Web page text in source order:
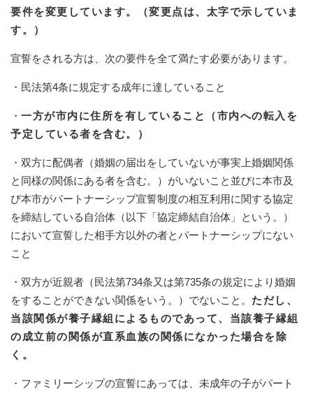
要件を変更しています。（変更点は、太字で示していま
す。）
宣誓をされる方は、次の要件を全て満たす必要があります。
・民法第4条に規定する成年に達していること
・ 一方が市内に住所を有していること（市内への転入を
予定している者を含む。）
・双方に配偶者（婚姻の届出をしていないが事実上婚姻関係
と同様の関係にある者を含む。）がいないこと並びに本市及
び本市がパートナーシップ宣誓制度の相互利用に関する協定
を締結している自治体（以下「協定締結自治体」という。）
において宣誓した相手方以外の者とパートナーシップにない
こと
・双方が近親者（民法第734条又は第735条の規定により婚姻
をすることができない関係をいう。）でないこと。 ただし、
当該関係が養子縁組によるものであって、当該養子縁組
の成立前の関係が直系血族の関係になかった場合を除
く。
・ファミリーシップの宣誓にあっては、未成年の子がパート